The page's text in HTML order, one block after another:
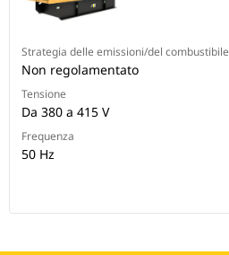
Strategia delle emissioni/del combustibile
Non regolamentato
Tensione
Da 380 a 415 V
Frequenza
50 Hz